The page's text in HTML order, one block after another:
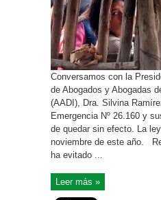
Conversamos con la
de Abogados y Abogadas
(AADI), Dra. Silvina
Emergencia Nº 26.160 y
de quedar sin efecto. La
noviembre de este año.
ha evitado ...
Leer más »